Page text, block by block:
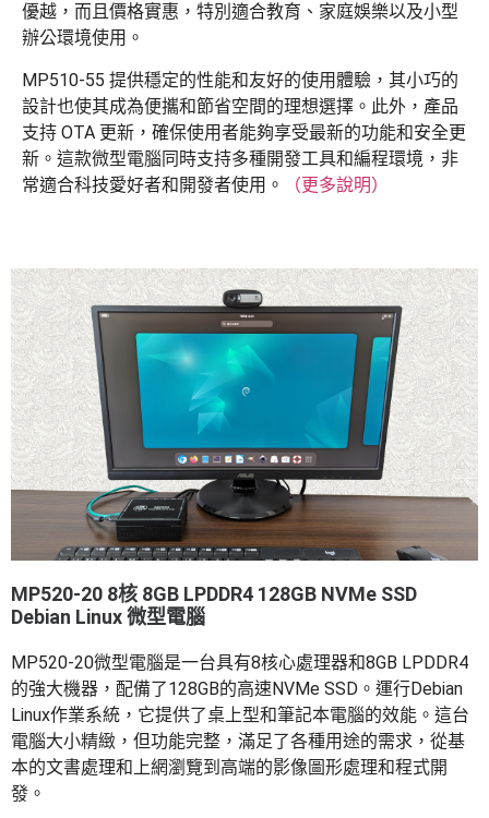
優越，而且價格實惠，特別適合教育、家庭娛樂以及小型
辦公環境使用。
MP510-55 提供穩定的性能和友好的使用體驗，其小巧的
設計也使其成為便攜和節省空間的理想選擇。此外，產品
支持 OTA 更新，確保使用者能夠享受最新的功能和安全更
新。這款微型電腦同時支持多種開發工具和編程環境，非
常適合科技愛好者和開發者使用。
（更多說明）
MP520-20 8核 8GB LPDDR4 128GB NVMe SSD
Debian Linux 微型電腦
MP520-20微型電腦是一台具有8核心處理器和8GB LPDDR4
的強大機器，配備了128GB的高速NVMe SSD。運行Debian
Linux作業系統，它提供了桌上型和筆記本電腦的效能。這台
電腦大小精緻，但功能完整，滿足了各種用途的需求，從基
本的文書處理和上網瀏覽到高端的影像圖形處理和程式開
發。